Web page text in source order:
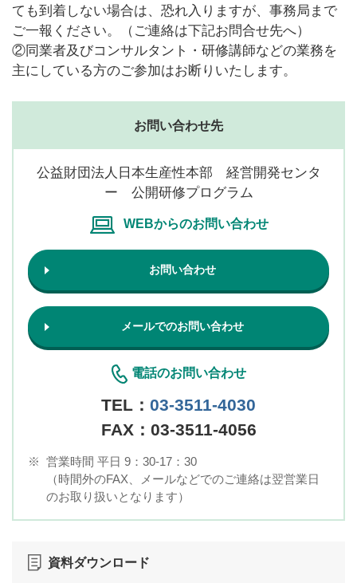
ても到着しない場合は、恐れ入りますが、事務局まで
ご一報ください。（ご連絡は下記お問合せ先へ）
②同業者及びコンサルタント・研修講師などの業務を
主にしている方のご参加はお断りいたします。
お問い合わせ先
公益財団法人日本生産性本部 経営開発センタ
ー 公開研修プログラム
WEBからのお問い合わせ
お問い合わせ
メールでのお問い合わせ
電話のお問い合わせ
TEL： 03-3511-4030
FAX：03-3511-4056
※ 営業時間 平日 9：30-17：30
（時間外のFAX、メールなどでのご連絡は翌営業日
のお取り扱いとなります）
資料ダウンロード